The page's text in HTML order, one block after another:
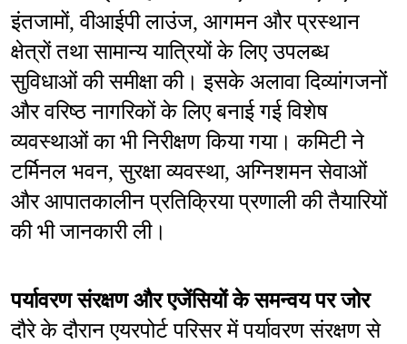
इंतजामों, वीआईपी लाउंज, आगमन और प्रस्थान
क्षेत्रों तथा सामान्य यात्रियों के लिए उपलब्ध
सुविधाओं की समीक्षा की। इसके अलावा दिव्यांगजनों
और वरिष्ठ नागरिकों के लिए बनाई गई विशेष
व्यवस्थाओं का भी निरीक्षण किया गया। कमिटी ने
टर्मिनल भवन, सुरक्षा व्यवस्था, अग्निशमन सेवाओं
और आपातकालीन प्रतिक्रिया प्रणाली की तैयारियों
की भी जानकारी ली।
पर्यावरण संरक्षण और एजेंसियों के समन्वय पर जोर
दौरे के दौरान एयरपोर्ट परिसर में पर्यावरण संरक्षण से